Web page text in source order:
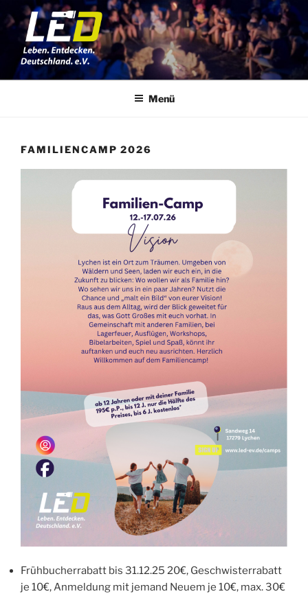
Inhalt
springen
LED E.V.
LEBEN. ENTDECKEN. DEUTSCHLAND. e.V.
Menü
FAMILIENCAMP 2026
Frühbucherrabatt bis 31.12.25 20€, Geschwisterrabatt
je 10€, Anmeldung mit jemand Neuem je 10€, max. 30€